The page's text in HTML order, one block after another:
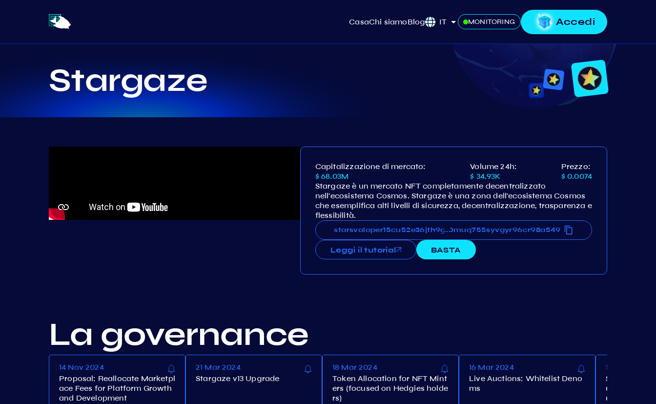
CasaChi siamoBlog IT MONITORING Accedi
Stargaze
Capitalizzazione di mercato:
$ 68.03M
Volume 24h:
$ 34.93K
Prezzo:
$ 0.0074
Stargaze è un mercato NFT completamente decentralizzato
nell'ecosistema Cosmos. Stargaze è una zona dell'ecosistema Cosmos
che esemplifica alti livelli di sicurezza, decentralizzazione, trasparenza e
flessibilità.
starsvaloper15cu52e36jth9gqr0muq755syvgyr96cr98a549
...
starsvaloper15cu52e36jth9gqr0muq755syvgyr96cr98a549
Leggi il tutorial BASTA
La governance
14 Nov 2024
Proposal: Reallocate Marketpl
ace Fees for Platform Growth
and Development
21 Mar 2024
Stargaze v13 Upgrade
18 Mar 2024
Token Allocation for NFT Mint
ers (focused on Hedgies holde
rs)
16 Mar 2024
Live Auctions: Whitelist Deno
ms
15 Mar 2024
Stargaze
uest for
unity Pool